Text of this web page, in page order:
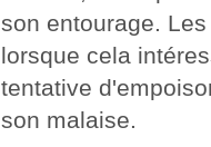
son entourage.
lorsque cela
tentative
son malaise.